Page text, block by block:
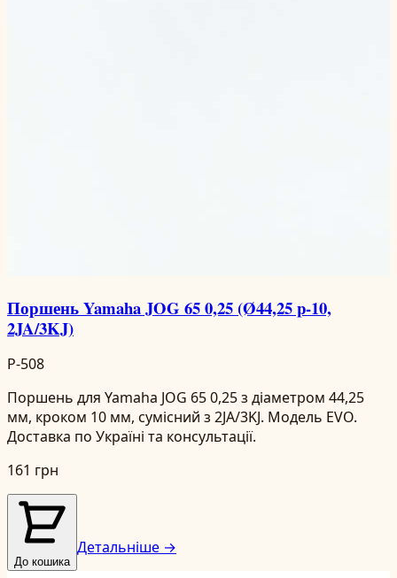
Поршень Yamaha JOG 65 0,25 (Ø44,25 p-10,
2JA/3KJ)
P-508
Поршень для Yamaha JOG 65 0,25 з діаметром 44,25
мм, кроком 10 мм, сумісний з 2JA/3KJ. Модель EVO.
Доставка по Україні та консультації.
161 грн
До кошика
Детальніше →